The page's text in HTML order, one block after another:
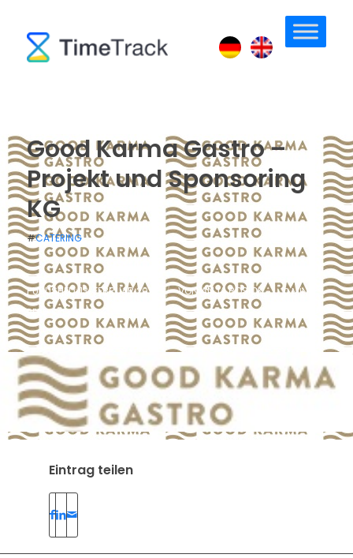
Good Karma Gastro –
Projekt und Sponsoring
KG
#CATERING
PUBLISHED: 13. FEBRUAR 2019 / VON ANJA BOSIOK /
0 MIN
READ
Eintrag teilen